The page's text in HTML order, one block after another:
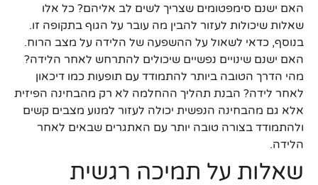
האם ישנם סימפטומים שצריך לשים לב אליהם? כל אלו
שאלות שיכולות לעזור להבין מה עובר על הגוף בתקופה זו.
בנוסף, כדאי לשאול על ההשפעה של הלידה על מצב הרוח.
האם ישנם שינויים נפשיים שיכולים להתרחש לאחר הלידה?
מהי הדרך הטובה ביותר להתמודד עם תופעות כמו דיכאון
לאחר לידה? הבנת תהליך ההחלמה לא רק מהבחינה הפיזית
אלא גם מהבחינה הנפשית יכולה לעזור למנוע מצבים קשים
ולהתמודד בצורה טובה יותר עם האתגרים שבאים לאחר
הלידה.
שאלות על תמיכה רגשית